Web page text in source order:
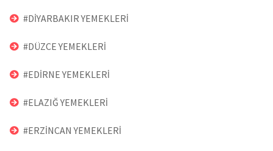
#DİYARBAKIR YEMEKLERİ
#DÜZCE YEMEKLERİ
#EDİRNE YEMEKLERİ
#ELAZIĞ YEMEKLERİ
#ERZİNCAN YEMEKLERİ